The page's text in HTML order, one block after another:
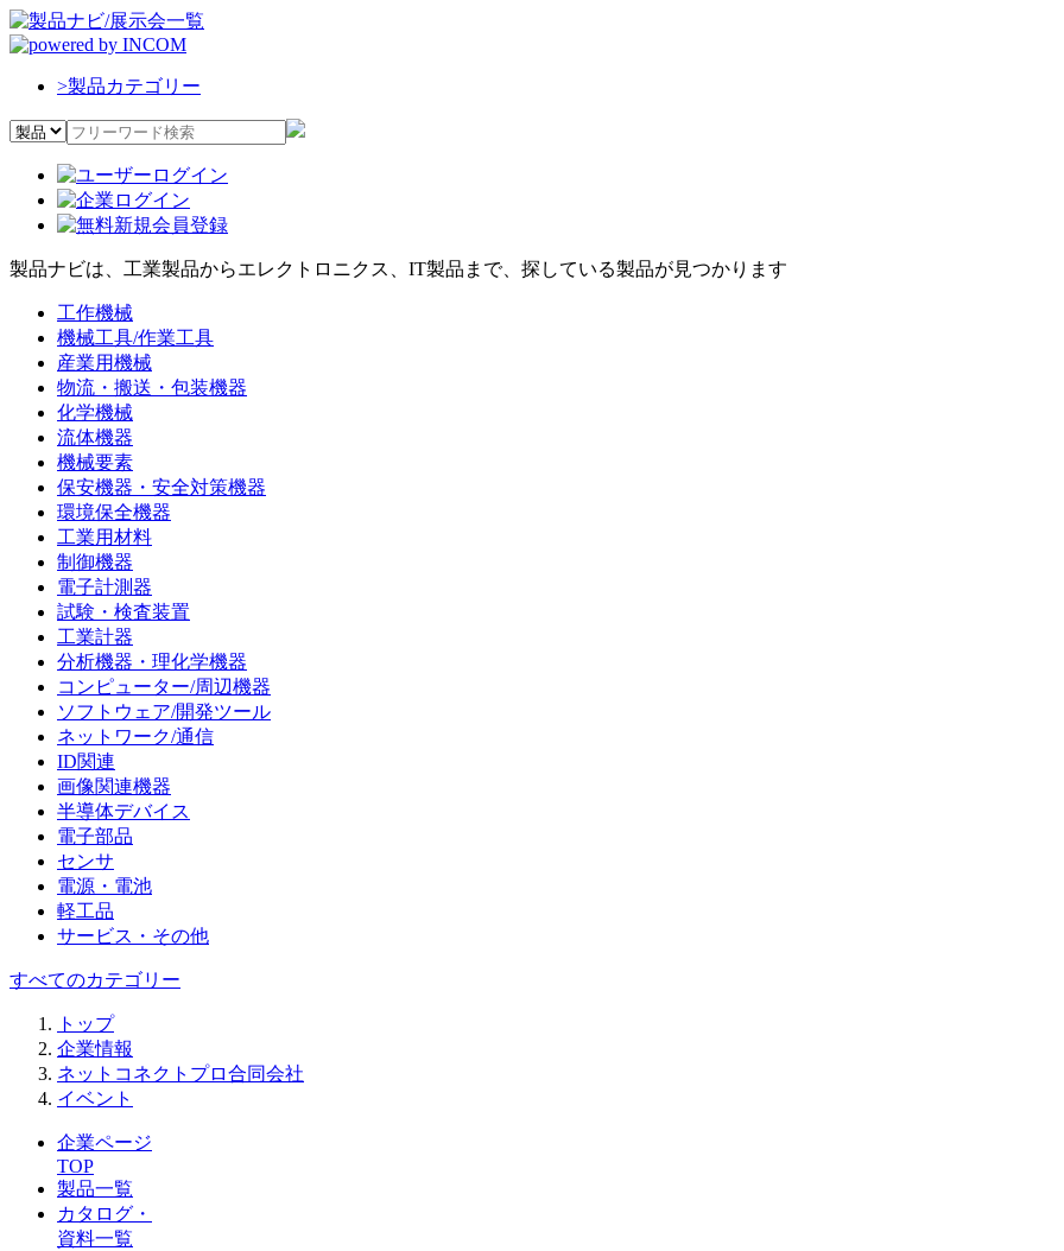
>製品カテゴリー
製品ナビは、工業製品からエレクトロニクス、IT製品まで、探している製品が見つかります
工作機械
機械工具/作業工具
産業用機械
物流・搬送・包装機器
化学機械
流体機器
機械要素
保安機器・安全対策機器
環境保全機器
工業用材料
制御機器
電子計測器
試験・検査装置
工業計器
分析機器・理化学機器
コンピューター/周辺機器
ソフトウェア/開発ツール
ネットワーク/通信
ID関連
画像関連機器
半導体デバイス
電子部品
センサ
電源・電池
軽工品
サービス・その他
すべてのカテゴリー
トップ
企業情報
ネットコネクトプロ合同会社
イベント
企業ページ
TOP
製品一覧
カタログ・
資料一覧